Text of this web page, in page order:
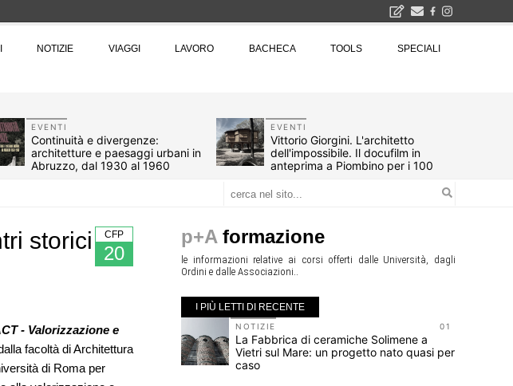
NOTIZIE VIAGGI LAVORO BACHECA TOOLS SPECIALI
EVENTI
Continuità e divergenze:
architetture e paesaggi urbani in
Abruzzo, dal 1930 al 1960
EVENTI
Vittorio Giorgini. L'architetto
dell'impossibile. Il docufilm in
anteprima a Piombino per i 100
CFP
20
storici
- Valorizzazione e
facoltà di Architettura
di Roma per
p+A formazione
le informazioni relative ai corsi offerti dalle Università, dagli
Ordini e dalle Associazioni..
I PIÙ LETTI DI RECENTE
nella World Heritage List
01
NOTIZIE
La Fabbrica di ceramiche Solimene a
Vietri sul Mare: un progetto nato quasi per
caso
per la realizzazione di una mostra